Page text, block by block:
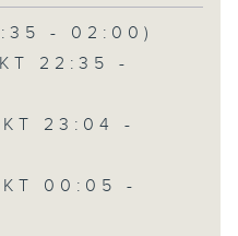
- 02:00)
22:35 -
23:04 -
00:05 -